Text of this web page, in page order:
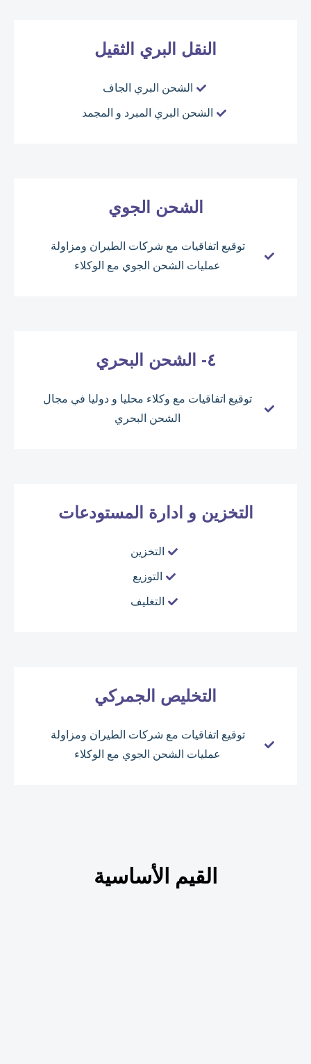
النقل البري الثقيل
الشحن البري الجاف
الشحن البري المبرد و المجمد
الشحن الجوي
توقيع اتفاقيات مع شركات الطيران ومزاولة
عمليات الشحن الجوي مع الوكلاء
توقيع اتفاقيات مع وكلاء محليا و دوليا في مجال
الشحن البحري
التخزين و ادارة المستودعات
التخزين
التوزيع
التغليف
التخليص الجمركي
توقيع اتفاقيات مع شركات الطيران ومزاولة
عمليات الشحن الجوي مع الوكلاء
القيم الأساسية